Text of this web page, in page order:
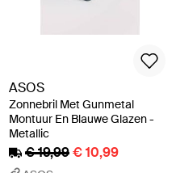
ASOS
Zonnebril Met Gunmetal
Montuur En Blauwe Glazen -
Metallic
€ 19,99€ 10,99